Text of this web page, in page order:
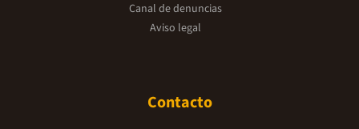
Canal de denuncias
Aviso legal
Contacto